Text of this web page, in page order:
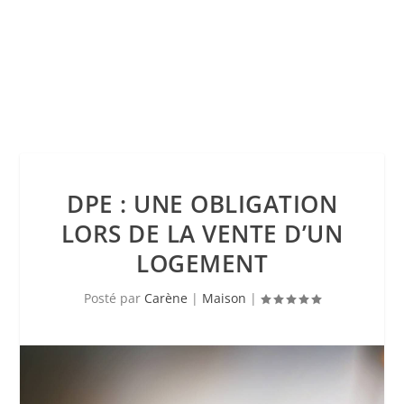
DPE : UNE OBLIGATION
LORS DE LA VENTE D’UN
LOGEMENT
Posté par Carène | Maison |